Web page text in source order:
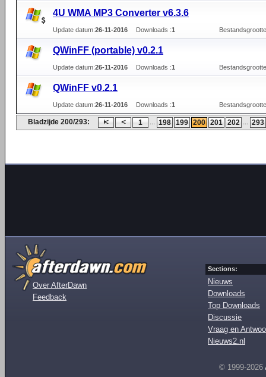
4U WMA MP3 Converter v6.3.6
Update datum:26-11-2016 Downloads :1
QWinFF (portable) v0.2.1
Update datum:26-11-2016 Downloads :1
QWinFF v0.2.1
Update datum:26-11-2016 Downloads :1
Bladzijde 200/293: 1 ... 198 199 200 201 202 ... 293
Over AfterDawn
Feedback
Sections:
Nieuws
Downloads
Top Downloads
Discussie
Vraag en
Nieuws2.nl
© 1999-2026